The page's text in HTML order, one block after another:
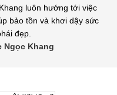
luôn hướng tới việc
bảo tồn và khơi dậy sức
đẹp.
Ngọc Khang